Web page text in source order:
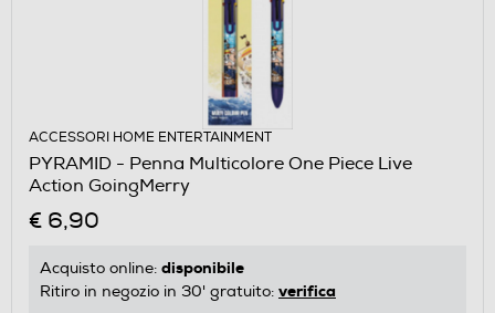
ACCESSORI HOME ENTERTAINMENT
PYRAMID - Penna Multicolore One Piece Live
Action GoingMerry
€ 6,90
Acquisto online: disponibile
Ritiro in negozio in 30' gratuito: verifica